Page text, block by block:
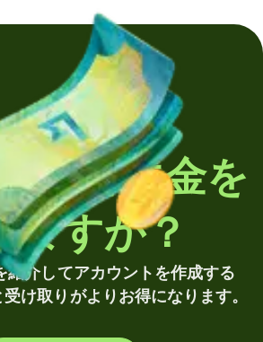
海外送金を
ますか？
介してアカウントを作成する
け取りがよりお得になります。